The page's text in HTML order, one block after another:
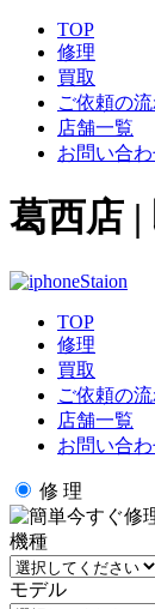
TOP
修理
買取
ご依頼の
店舗一覧
お問い合
葛西店 |
TOP
修理
買取
ご依頼の
店舗一覧
お問い合
修 理
機種
モデル